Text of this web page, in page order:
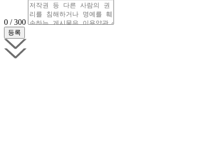
0 / 300